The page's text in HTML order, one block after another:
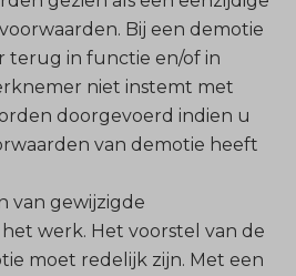
Bij een demotie
terug in functie en/of in
niet instemt met
doorgevoerd indien u
van demotie heeft
van gewijzigde
werk. Het voorstel van de
moet redelijk zijn. Met een